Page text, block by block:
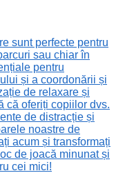
sunt perfecte pentru
sau chiar în
pentru
și a coordonării și
de relaxare și
că oferiți copiilor dvs.
de distracție și
noastre de
acum și transformați
de joacă minunat și
cei mici!